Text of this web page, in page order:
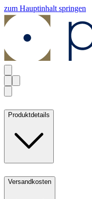
zum Hauptinhalt springen
Produktdetails
Versandkosten